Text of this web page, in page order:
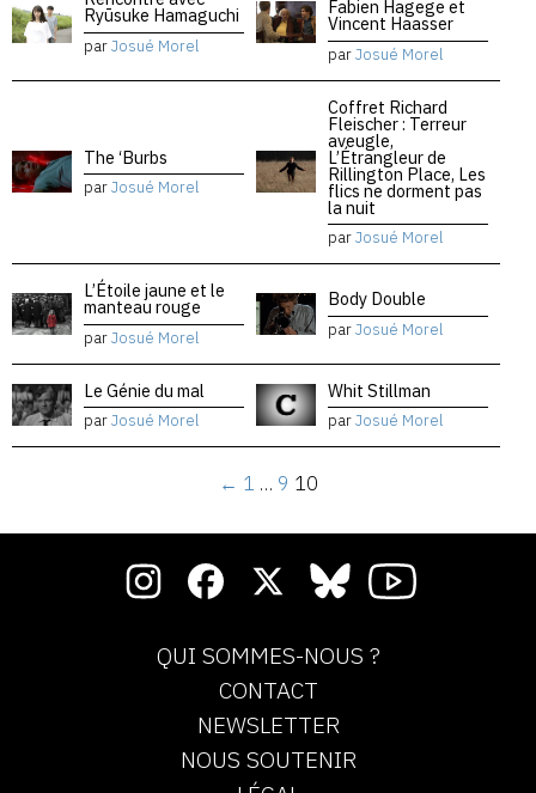
Ryūsuke Hamaguchi
parJosué Morel
Fabien Hagege et
Vincent Haasser
parJosué Morel
The ‘Burbs
parJosué Morel
Coffret Richard
Fleischer : Terreur
aveugle,
L’Étrangleur de
Rillington Place, Les
flics ne dorment pas
la nuit
parJosué Morel
L’Étoile jaune et le
manteau rouge
parJosué Morel
Body Double
parJosué Morel
Le Génie du mal
parJosué Morel
Whit Stillman
parJosué Morel
← 1 … 9 10
QUI SOMMES-NOUS ?
CONTACT
NEWSLETTER
NOUS SOUTENIR